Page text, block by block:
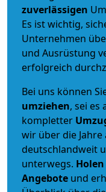
zuverlässigen
Es ist wichtig,
Unternehmen
und Ausrüstung
erfolgreich
Bei uns können
umziehen, sei es
kompletter
wir über die
deutschlandweit
unterwegs.
Angebote und